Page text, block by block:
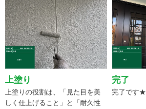
上塗り
上塗りの役割は、「見た目を美
しく仕上げること」と「耐久性
完了
完了です★